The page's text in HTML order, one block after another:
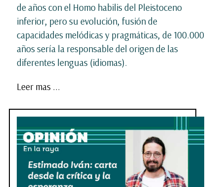
de años con el Homo habilis del Pleistoceno
inferior, pero su evolución, fusión de
capacidades melódicas y pragmáticas, de 100.000
años sería la responsable del origen de las
diferentes lenguas (idiomas).
Leer mas ...